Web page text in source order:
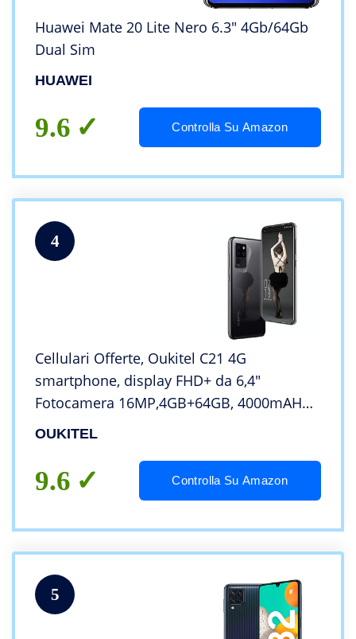
Huawei Mate 20 Lite Nero 6.3″ 4Gb/64Gb
Dual Sim
HUAWEI
9.6 Controlla Su Amazon
4
Cellulari Offerte, Oukitel C21 4G
smartphone, display FHD+ da 6,4″
Fotocamera 16MP,4GB+64GB, 4000mAH
Android 10,Dual SIM Cellulare offerta, ID
OUKITEL
9.6 Controlla Su Amazon
5